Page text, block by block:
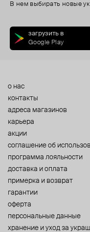
В нем выбирать новые
загрузить в
Google Play
о нас
контакты
адреса магазинов
карьера
акции
cоглашение об
программа лояльности
доставка и оплата
примерка и возврат
гарантии
оферта
персональные данные
хранение и уход за